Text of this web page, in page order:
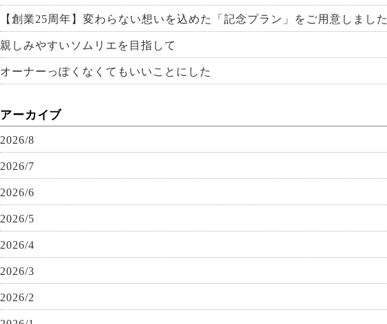
【創業25周年】変わらない想いを込めた「記念プラン」をご用意しました
親しみやすいソムリエを目指して
オーナーっぽくなくてもいいことにした
アーカイブ
2026/8
2026/7
2026/6
2026/5
2026/4
2026/3
2026/2